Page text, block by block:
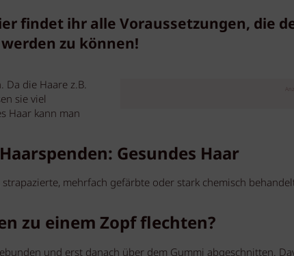
findet ihr alle Voraussetzungen, die
zu können!
die Haare z.B.
sie viel
Haar kann man
Gesundes Haar
mehrfach gefärbte oder stark chemisch
zu einem Zopf flechten?